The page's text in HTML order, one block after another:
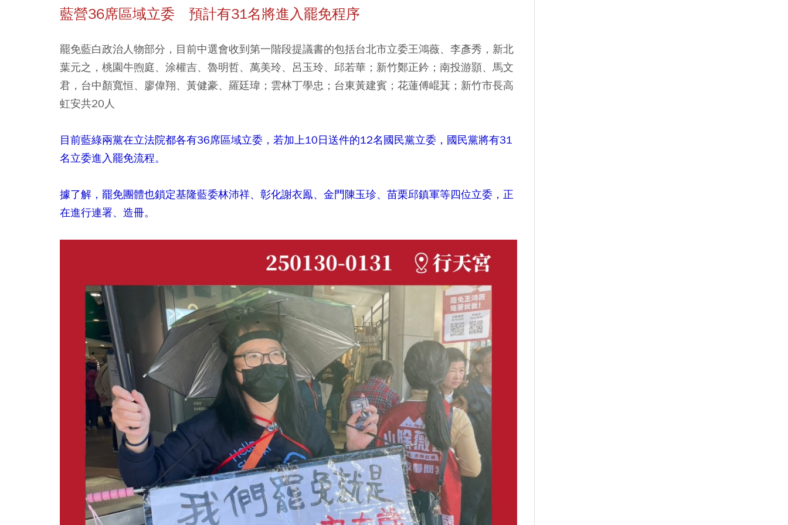
藍營36席區域立委 預計有31名將進入罷免程序
罷免藍白政治人物部分，目前中選會收到第一階段提議書的包括台北市立委王鴻薇、李彥秀，新北
葉元之，桃園牛煦庭、涂權吉、魯明哲、萬美玲、呂玉玲、邱若華；新竹鄭正鈐；南投游顥、馬文
君，台中顏寬恒、廖偉翔、黃健豪、羅廷瑋；雲林丁學忠；台東黃建賓；花蓮傅崐萁；新竹市長高
虹安共20人
目前藍綠兩黨在立法院都各有36席區域立委，若加上10日送件的12名國民黨立委，國民黨將有31
名立委進入罷免流程。
據了解，罷免團體也鎖定基隆藍委林沛祥、彰化謝衣鳯、金門陳玉珍、苗栗邱鎮軍等四位立委，正
在進行連署、造冊。